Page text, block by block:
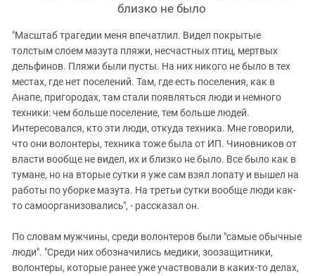
близко не было
"Масштаб трагедии меня впечатлил. Видел покрытые
толстым слоем мазута пляжи, несчастных птиц, мертвых
дельфинов. Пляжи были пусты. На них никого не было в тех
местах, где нет поселений. Там, где есть поселения, как в
Анапе, пригородах, там стали появляться люди и немного
техники: чем больше поселение, тем больше людей.
Интересовался, кто эти люди, откуда техника. Мне говорили,
что они волонтеры, техника тоже была от ИП. Чиновников от
власти вообще не видел, их и близко не было. Все было как в
тумане, но на вторые сутки я уже сам взял лопату и вышел на
работы по уборке мазута. На третьи сутки вообще люди как-
то самоорганизовались", - рассказал он.
По словам мужчины, среди волонтеров были "самые обычные
люди". "Среди них обозначились медики, зоозащитники,
волонтеры, которые ранее уже участвовали в каких-то делах,